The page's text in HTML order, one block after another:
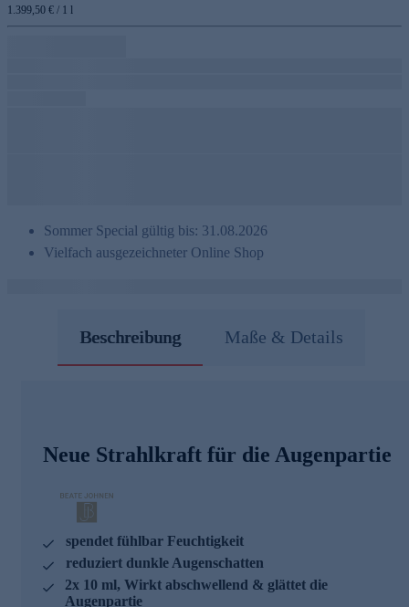
1.399,50 € / 1 l
Sommer Special gültig bis: 31.08.2026
Vielfach ausgezeichneter Online Shop
Beschreibung Maße & Details
Neue Strahlkraft für die Augenpartie
spendet fühlbar Feuchtigkeit
reduziert dunkle Augenschatten
2x 10 ml, Wirkt abschwellend & glättet die
Augenpartie